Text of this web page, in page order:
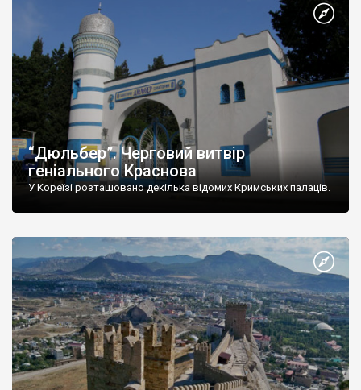
“Дюльбер”. Черговий витвір
геніального Краснова
У Кореїзі розташовано декілька відомих Кримських палаців.